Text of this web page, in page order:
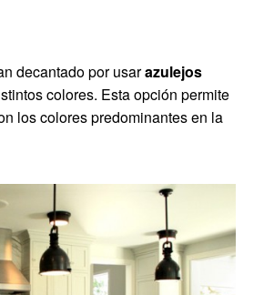
decantado por usarazulejos
colores. Esta opción permite
los colores predominantes en la